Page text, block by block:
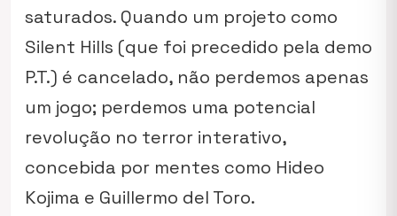
saturados. Quando um projeto como
Silent Hills (que foi precedido pela demo
P.T.) é cancelado, não perdemos apenas
um jogo; perdemos uma potencial
revolução no terror interativo,
concebida por mentes como Hideo
Kojima e Guillermo del Toro.